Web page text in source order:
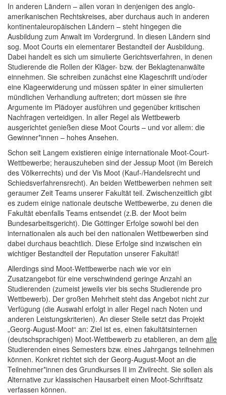
In anderen Ländern – allen voran in denjenigen des anglo-
amerikanischen Rechtskreises, aber durchaus auch in anderen
kontinentaleuropäischen Ländern – steht hingegen die
Ausbildung zum Anwalt im Vordergrund. In diesen Ländern sind
sog. Moot Courts ein elementarer Bestandteil der Ausbildung.
Dabei handelt es sich um simulierte Gerichtsverfahren, in denen
Studierende die Rollen der Kläger- bzw. der Beklagtenanwälte
einnehmen. Sie schreiben zunächst eine Klageschrift und/oder
eine Klageerwiderung und müssen später in einer simulierten
mündlichen Verhandlung auftreten; dort müssen sie ihre
Argumente im Plädoyer ausführen und gegenüber kritischen
Nachfragen verteidigen. In aller Regel als Wettbewerb
ausgerichtet genießen diese Moot Courts – und vor allem: die
Gewinner*innen – hohes Ansehen.
Schon seit Langem existieren einige internationale Moot-Court-
Wettbewerbe; herauszuheben sind der Jessup Moot (im Bereich
des Völkerrechts) und der Vis Moot (Kauf-/Handelsrecht und
Schiedsverfahrensrecht). An beiden Wettbewerben nehmen seit
geraumer Zeit Teams unserer Fakultät teil. Zwischenzeitlich gibt
es zudem einige nationale deutsche Wettbewerbe, zu denen die
Fakultät ebenfalls Teams entsendet (z.B. der Moot beim
Bundesarbeitsgericht). Die Göttinger Erfolge sowohl bei den
internationalen als auch bei den nationalen Wettbewerben sind
dabei durchaus beachtlich. Diese Erfolge sind inzwischen ein
wichtiger Bestandteil der Reputation unserer Fakultät!
Allerdings sind Moot-Wettbewerbe nach wie vor ein
Zusatzangebot für eine verschwindend geringe Anzahl an
Studierenden (zumeist jeweils vier bis sechs Studierende pro
Wettbewerb). Der großen Mehrheit steht das Angebot nicht zur
Verfügung (die Auswahl erfolgt in aller Regel nach Noten und
anderen Leistungskriterien). An dieser Stelle setzt das Projekt
„Georg-August-Moot“ an: Ziel ist es, einen fakultätsinternen
(deutschsprachigen) Moot-Wettbewerb zu etablieren, an dem alle
Studierenden eines Semesters bzw. eines Jahrgangs teilnehmen
können. Konkret richtet sich der Georg-August-Moot an die
Teilnehmer*innen des Grundkurses II im Zivilrecht. Sie sollen als
Alternative zur klassischen Hausarbeit einen Moot-Schriftsatz
verfassen können.